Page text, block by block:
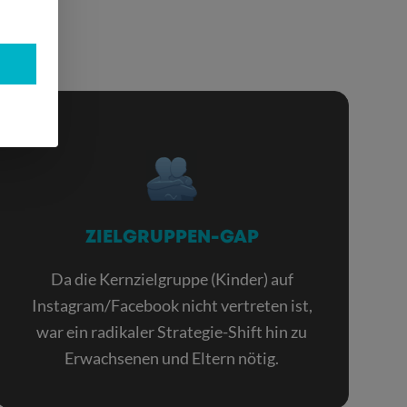
ZIELGRUPPEN-GAP
Da die Kernzielgruppe (Kinder) auf
Instagram/Facebook nicht vertreten ist,
war ein radikaler Strategie-Shift hin zu
Erwachsenen und Eltern nötig.